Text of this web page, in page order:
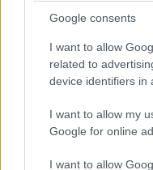
Google consents
I want to allow
related to
device identifiers in
I want to allow my
Google for online
I want to allow
Απαντήστε